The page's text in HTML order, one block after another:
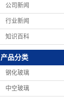
公司新闻
行业新闻
知识百科
产品分类
钢化玻璃
中空玻璃